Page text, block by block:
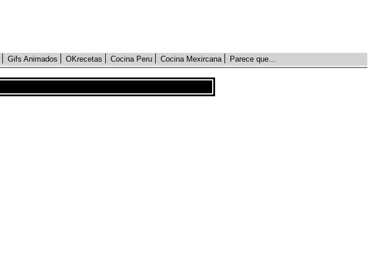
Gifs Animados OKrecetas Cocina Peru Cocina Mexircana Parece que...